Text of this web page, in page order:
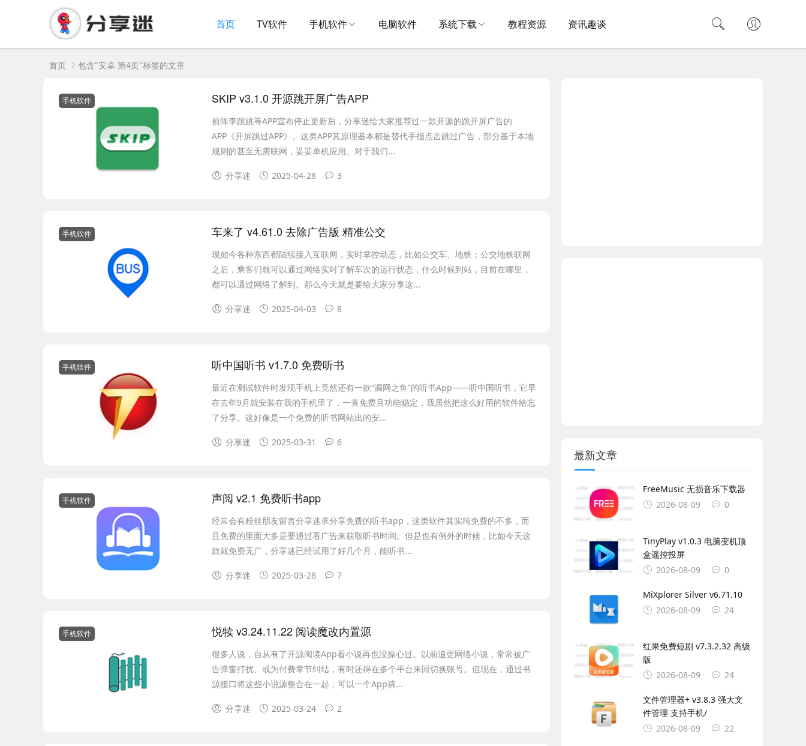
首页 TV软件 手机软件 电脑软件 系统下载 教程资源 资讯趣谈
首页 包含"安卓 第4页"标签的文章
手机软件 SKIP v3.1.0 开源跳开屏广告APP
前阵李跳跳等APP宣布停止更新后，分享迷给大家推荐过一款开源的跳开屏广告的
APP《开屏跳过APP》。这类APP其原理基本都是替代手指点击跳过广告，部分基于本地
规则的甚至无需联网，妥妥单机应用。对于我们...
分享迷 2025-04-28 3
手机软件 车来了 v4.61.0 去除广告版 精准公交
现如今各种东西都陆续接入互联网，实时掌控动态，比如公交车、地铁；公交地铁联网
之后，乘客们就可以通过网络实时了解车次的运行状态，什么时候到站，目前在哪里，
都可以通过网络了解到。那么今天就是要给大家分享这...
分享迷 2025-04-03 8
手机软件 听中国听书 v1.7.0 免费听书
最近在测试软件时发现手机上竟然还有一款“漏网之鱼”的听书App——听中国听书，它早
在去年9月就安装在我的手机里了，一直免费且功能稳定，我居然把这么好用的软件给忘
了分享。这好像是一个免费的听书网站出的安...
分享迷 2025-03-31 6
手机软件 声阅 v2.1 免费听书app
经常会有粉丝朋友留言分享迷求分享免费的听书app，这类软件其实纯免费的不多，而
且免费的里面大多是要通过看广告来获取听书时间。但是也有例外的时候，比如今天这
款就免费无广，分享迷已经试用了好几个月，能听书...
分享迷 2025-03-28 7
手机软件 悦犊 v3.24.11.22 阅读魔改内置源
很多人说，自从有了开源阅读App看小说再也没操心过。以前追更网络小说，常常被广
告弹窗打扰、或为付费章节纠结，有时还得在多个平台来回切换账号。但现在，通过书
源接口将这些小说源整合在一起，可以一个App搞...
分享迷 2025-03-24 2
最新文章
FreeMusic 无损音乐下载器
2026-08-09
0
TinyPlay v1.0.3 电脑变机顶
盒遥控投屏
2026-08-09
0
MiXplorer Silver v6.71.10
2026-08-09
24
红果免费短剧 v7.3.2.32 高级
版
2026-08-09
24
文件管理器+ v3.8.3 强大文
件管理 支持手机/
2026-08-09
22